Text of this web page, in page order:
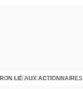
LIÉ AUX ACTIONNAIRES
CRISE MIGRATOIRE À CEUTA : UN JEUNE FRANÇAIS SUR PLACE RÉTABLIT LES FAITS ! - RAPHAËL AYMA